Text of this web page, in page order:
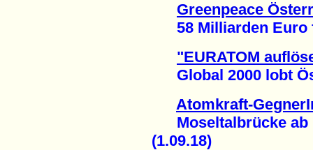
Greenpeace
58 Milliarden Euro
"EURATOM
Global 2000 lobt
Atomkraft-
Moseltalbrücke ab
(1.09.18)